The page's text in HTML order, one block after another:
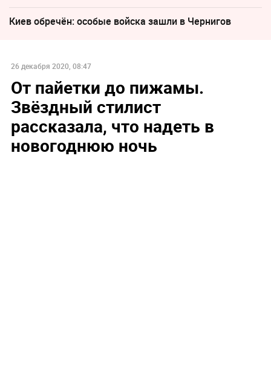
Киев обречён: особые войска зашли в Чернигов
26 декабря 2020, 08:47
От пайетки до пижамы.
Звёздный стилист
рассказала, что надеть в
новогоднюю ночь